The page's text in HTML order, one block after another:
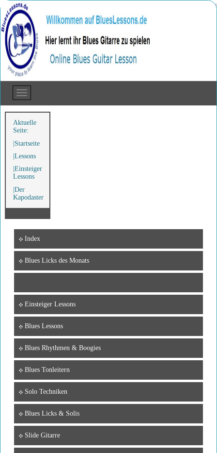
Aktuelle
Seite:
Startseite
Lessons
Einsteiger
Lessons
Der
Kapodaster
Index
Blues Licks des Monats
Einsteiger Lessons
Blues Lessons
Blues Rhythmen & Boogies
Blues Tonleitern
Solo Techniken
Blues Licks & Solis
Slide Gitarre